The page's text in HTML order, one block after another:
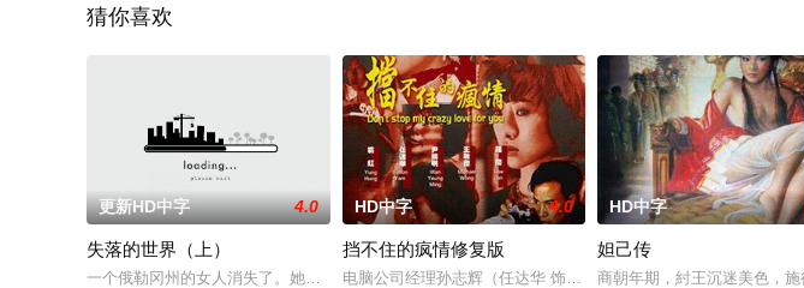
猜你喜欢
更新HD中字 4.0
失落的世界（上）
一个俄勒冈州的女人消失了。她留下了一支黑玫瑰和神秘的字条，上面写着：离去但没遗忘。更为神秘
HD中字 4.0
挡不住的疯情修复版
电脑公司经理孙志辉（任达华 饰）白天是一名颇具职业素质的体
HD中字
妲己传
商朝年期，紂王沉迷美色，